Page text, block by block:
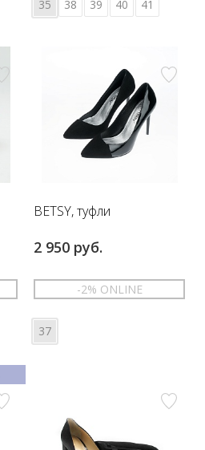
35 38 39 40 41
BETSY, туфли
2 950 руб.
-2% ONLINE
37